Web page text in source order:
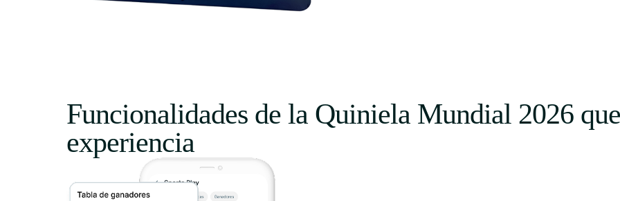
Funcionalidades de la Quiniela Mundial 2026
experiencia